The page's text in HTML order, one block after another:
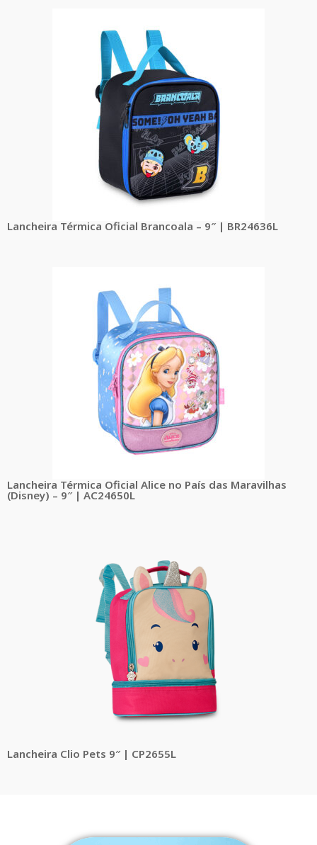
Lancheira Térmica Oficial Brancoala – 9″ | BR24636L
Lancheira Térmica Oficial Alice no País das Maravilhas
(Disney) – 9″ | AC24650L
Lancheira Clio Pets 9″ | CP2655L